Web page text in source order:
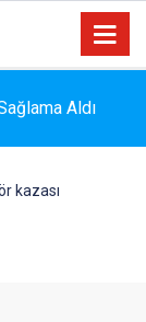
Aldı
kazası